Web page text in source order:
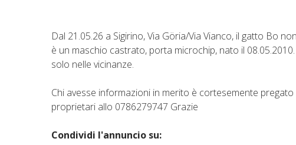
Dal 21.05.26 a Sigirino, Via Göria/Via Vianco, il gatto Bo
è un maschio castrato, porta microchip, nato il
solo nelle vicinanze.
Chi avesse informazioni in merito è cortesemente
proprietari allo 0786279747 Grazie
Condividi l'annuncio su: